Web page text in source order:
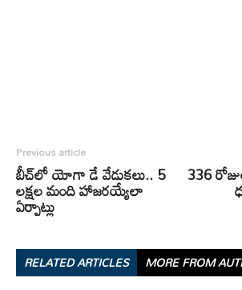
Previous article
బీచ్⁬లో యోగా డే వేడుకలు.. 5
లక్షల మంది హాజరయ్యేలా
ఏర్పాట్లు
336
RELATED ARTICLES MORE FROM